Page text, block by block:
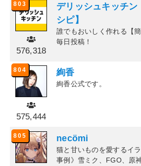
803
576,318
デリッシュキッチン
シピ】
誰でもおいしく作れる【
毎日投稿！
804
575,444
絢香
絢香公式です。
805 necömi
猫と甘いものを愛するイ
事例》雪ミク、FGO、原